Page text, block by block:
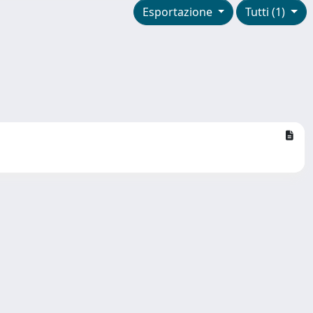
Tutti (1)
Esportazione